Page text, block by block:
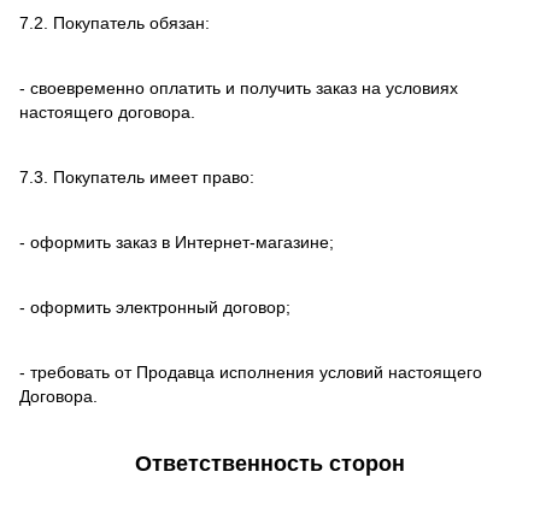
7.2. Покупатель обязан:
- своевременно оплатить и получить заказ на условиях
настоящего договора.
7.3. Покупатель имеет право:
- оформить заказ в Интернет-магазине;
- оформить электронный договор;
- требовать от Продавца исполнения условий настоящего
Договора.
Ответственность сторон